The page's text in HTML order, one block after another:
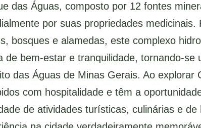
das Águas, composto por 12 fontes
por suas propriedades
bosques e alamedas, este complexo
de bem-estar e tranquilidade, tornando-se
das Águas de Minas Gerais. Ao explorar
com hospitalidade e têm a
de atividades turísticas, culinárias e